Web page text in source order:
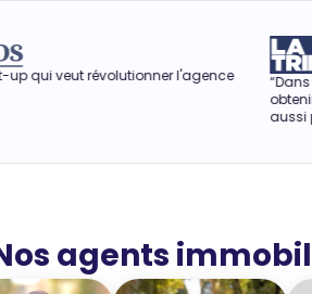
l'agence
“Dans une période
obtenir le meilleur
aussi permettre de
agents